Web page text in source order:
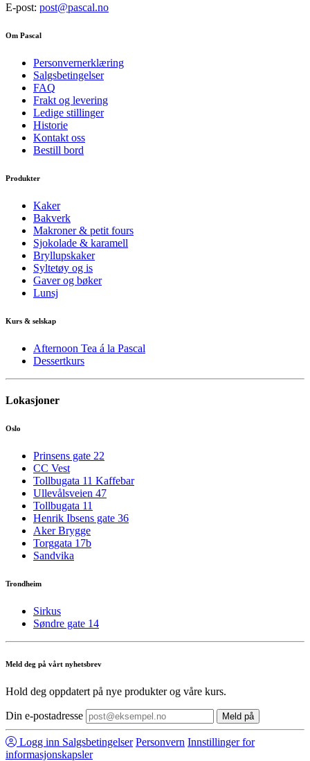
E-post: post@pascal.no
Om Pascal
Personvernerklæring
Salgsbetingelser
FAQ
Frakt og levering
Ledige stillinger
Historie
Kontakt oss
Bestill bord
Produkter
Kaker
Bakverk
Makroner & petit fours
Sjokolade & karamell
Bryllupskaker
Syltetøy og is
Gaver og bøker
Lunsj
Kurs & selskap
Afternoon Tea á la Pascal
Dessertkurs
Lokasjoner
Oslo
Prinsens gate 22
CC Vest
Tollbugata 11 Kaffebar
Ullevålsveien 47
Tollbugata 11
Henrik Ibsens gate 36
Aker Brygge
Torggata 17b
Sandvika
Trondheim
Sirkus
Søndre gate 14
Meld deg på vårt nyhetsbrev
Hold deg oppdatert på nye produkter og våre kurs.
Din e-postadresse Meld på
Logg inn Salgsbetingelser Personvern Innstillinger for
informasjonskapsler